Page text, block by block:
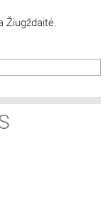
Žiugždaitė.